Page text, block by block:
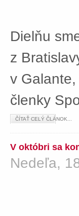
Dielňu
z
v
členky
ČÍTAŤ CELÝ ČLÁNOK...
V októbri sa
Nedeľa,